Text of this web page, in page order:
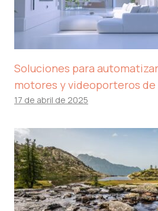
Soluciones para
motores y videoporteros de
17 de abril de 2025